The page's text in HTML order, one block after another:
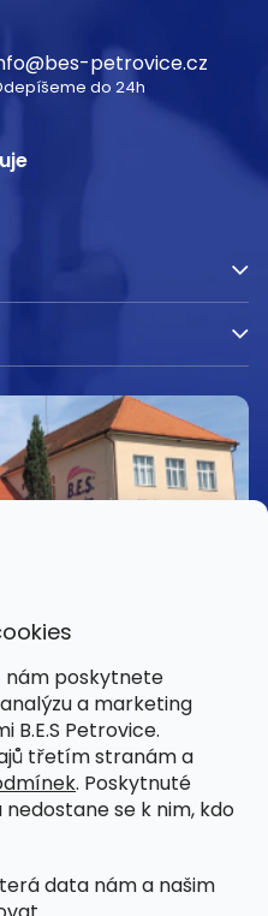
nám poskytnete
a marketing
Petrovice.
třetím stranám a
. Poskytnuté
se k nim, kdo
data nám a našim
@bes-petrovice.cz
do 24h